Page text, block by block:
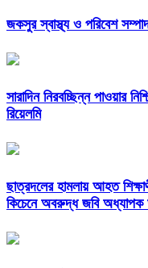
জকসুর স্বাস্থ্য ও পরিবেশ
সারাদিন নিরবচ্ছিন্ন পাওয়ার
রিয়েলমি
ছাত্রদলের হামলায় আহত
কিচেনে অবরুদ্ধ জবি অধ্যাপক